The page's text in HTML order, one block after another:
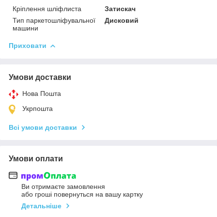
Кріплення шліфлиста
Затискач
Тип паркетошліфувальної
машини
Дисковий
Приховати
Умови доставки
Нова Пошта
Укрпошта
Всі умови доставки
Умови оплати
Ви отримаєте замовлення
або гроші повернуться на вашу картку
Детальніше